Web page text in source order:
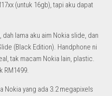
(untuk 16gb), tapi aku dapat
lama aku aim Nokia slide, dan
(Black Edition). Handphone ni
tak macam Nokia lain, plastic.
RM1499.
Nokia yang ada 3.2 megapixels